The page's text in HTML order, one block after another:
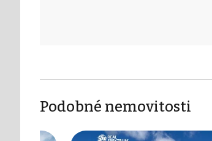
Podobné nemovitosti